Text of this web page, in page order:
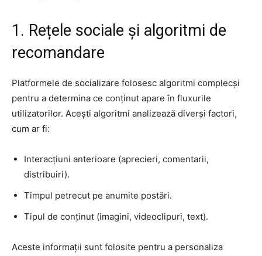
1. Rețele sociale și algoritmi de
recomandare
Platformele de socializare folosesc algoritmi complecși
pentru a determina ce conținut apare în fluxurile
utilizatorilor. Acești algoritmi analizează diverși factori,
cum ar fi:
Interacțiuni anterioare (aprecieri, comentarii,
distribuiri).
Timpul petrecut pe anumite postări.
Tipul de conținut (imagini, videoclipuri, text).
Aceste informații sunt folosite pentru a personaliza